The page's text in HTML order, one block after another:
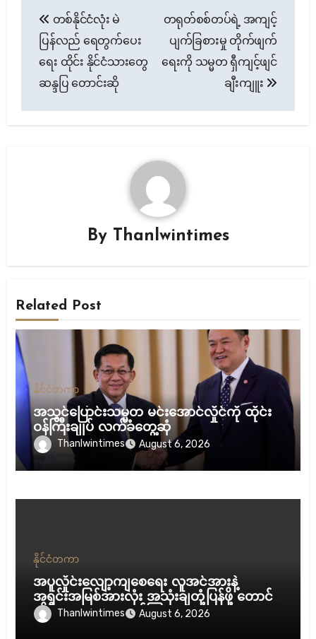
navigation
တစ်နိုင်ငံလုံး မဲ
ပြန်လည် ရေတွက်ပေး
ရေး ထိုင်း နိုင်ငံသားတွေ
ဆန္ဒပြ တောင်းဆို
တရုတ်စစ်တပ်ရဲ့ အကျင့်
ပျက်ခြစားမှု တိုက်ဖျက်
ရေးကို သမ္မတ ရှီကျင့်ဖျင်
ချီးကျူး
By Thanlwintimes
Related Post
နိုင်ငံတကာ
အသွင်ပြောင်းသမ္မတ မင်းအောင်လှိုင်ကို ထိုင်း
ဝန်ကြီးချုပ် လက်ခံတွေ့ဆုံ
Thanlwintimes August 6, 2026
နိုင်ငံတကာ
အပူလှိုင်းလျော့ကျစေရေး လူအင်အားနဲ့
အရင်းအမြစ်အားလုံး အသုံးချတုံ့ပြန်ဖို့ တောင်
ကိုရီးယားသမ္မတ ညွှန်ကြား
Thanlwintimes August 6, 2026